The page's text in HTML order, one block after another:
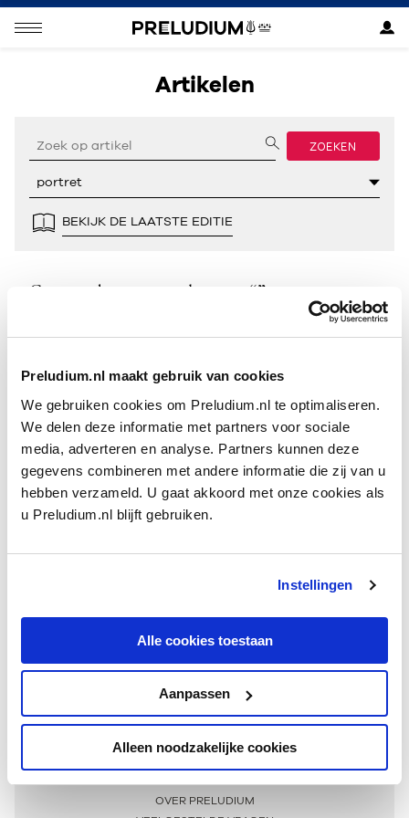
Preludium.nl maakt gebruik van cookies
We gebruiken cookies om Preludium.nl te optimaliseren.
We delen deze informatie met partners voor sociale
media, adverteren en analyse. Partners kunnen deze
gegevens combineren met andere informatie die zij van u
hebben verzameld. U gaat akkoord met onze cookies als
u Preludium.nl blijft gebruiken.
Instellingen
Alle cookies toestaan
Aanpassen
Alleen noodzakelijke cookies
Artikelen
ZOEKEN
BEKIJK DE LAATSTE EDITIE
Geen resultaten gevonden voor “”.
Meer informatie
OVER PRELUDIUM